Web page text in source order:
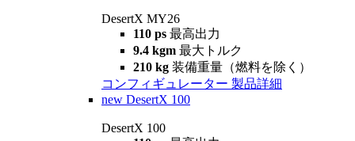
DesertX MY26
110 ps 最高出力
9.4 kgm 最大トルク
210 kg 装備重量（燃料を除く）
コンフィギュレーター 製品詳細
new DesertX 100
DesertX 100